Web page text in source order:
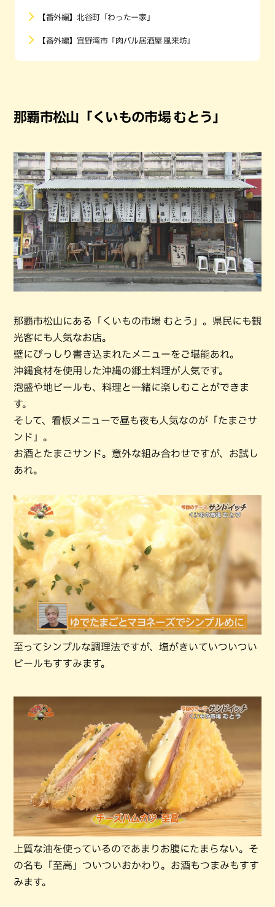
【番外編】北谷町「わったー家」
【番外編】宜野湾市「肉バル居酒屋 風来坊」
那覇市松山「くいもの市場 むとう」
那覇市松山にある「くいもの市場 むとう」。県民にも観
光客にも人気なお店。
壁にびっしり書き込まれたメニューをご堪能あれ。
沖縄食材を使用した沖縄の郷土料理が人気です。
泡盛や地ビールも、料理と一緒に楽しむことができま
す。
そして、看板メニューで昼も夜も人気なのが「たまごサ
ンド」。
お酒とたまごサンド。意外な組み合わせですが、お試し
あれ。
至ってシンプルな調理法ですが、塩がきいていついつい
ビールもすすみます。
上質な油を使っているのであまりお腹にたまらない。そ
の名も「至高」ついついおかわり。お酒もつまみもすす
みます。